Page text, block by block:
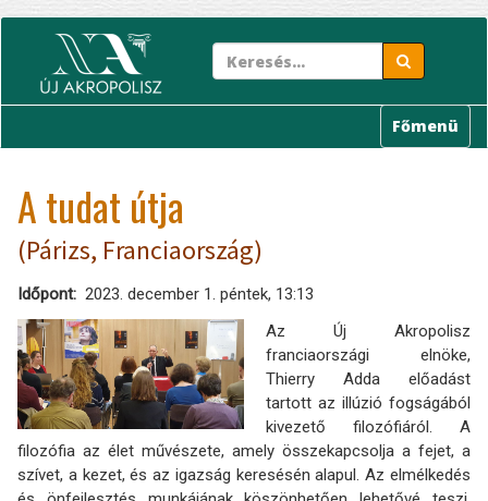
tartalomra
Főmenü
A tudat útja
(Párizs, Franciaország)
Időpont
2023. december 1. péntek, 13:13
Az Új Akropolisz
franciaországi elnöke,
Thierry Adda előadást
tartott az illúzió fogságából
kivezető filozófiáról. A
filozófia az élet művészete, amely összekapcsolja a fejet, a
szívet, a kezet, és az igazság keresésén alapul. Az elmélkedés